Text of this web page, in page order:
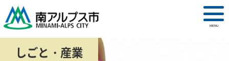
MENU
しごと・産業